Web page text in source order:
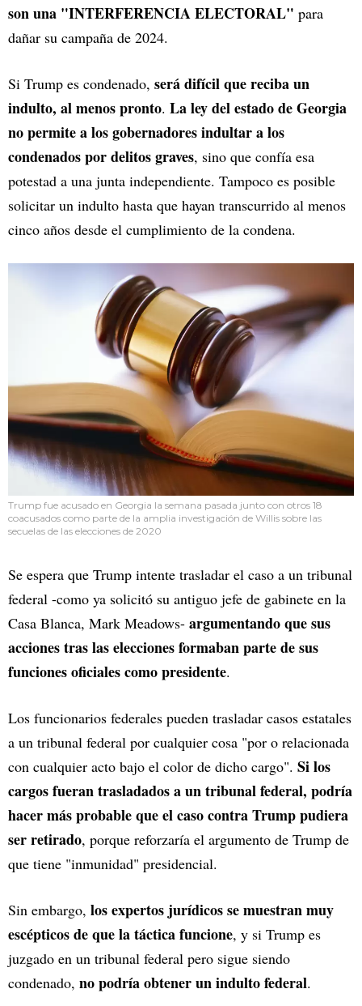
son una "INTERFERENCIA ELECTORAL" para
dañar su campaña de 2024.
Si Trump es condenado, será difícil que reciba un
indulto, al menos pronto. La ley del estado de Georgia
no permite a los gobernadores indultar a los
condenados por delitos graves, sino que confía esa
potestad a una junta independiente. Tampoco es posible
solicitar un indulto hasta que hayan transcurrido al menos
cinco años desde el cumplimiento de la condena.
Trump fue acusado en Georgia la semana pasada junto con otros 18
coacusados como parte de la amplia investigación de Willis sobre las
secuelas de las elecciones de 2020
Se espera que Trump intente trasladar el caso a un tribunal
federal -como ya solicitó su antiguo jefe de gabinete en la
Casa Blanca, Mark Meadows- argumentando que sus
acciones tras las elecciones formaban parte de sus
funciones oficiales como presidente.
Los funcionarios federales pueden trasladar casos estatales
a un tribunal federal por cualquier cosa "por o relacionada
con cualquier acto bajo el color de dicho cargo". Si los
cargos fueran trasladados a un tribunal federal, podría
hacer más probable que el caso contra Trump pudiera
ser retirado, porque reforzaría el argumento de Trump de
que tiene "inmunidad" presidencial.
Sin embargo, los expertos jurídicos se muestran muy
escépticos de que la táctica funcione, y si Trump es
juzgado en un tribunal federal pero sigue siendo
condenado, no podría obtener un indulto federal.